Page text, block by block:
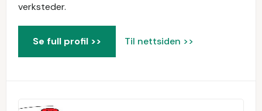
verksteder.
Se full profil >> Til nettsiden >>